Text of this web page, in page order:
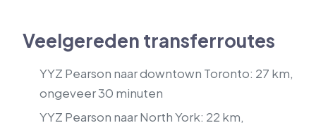
Veelgereden transferroutes
YYZ Pearson naar downtown Toronto: 27 km,
ongeveer 30 minuten
YYZ Pearson naar North York: 22 km,